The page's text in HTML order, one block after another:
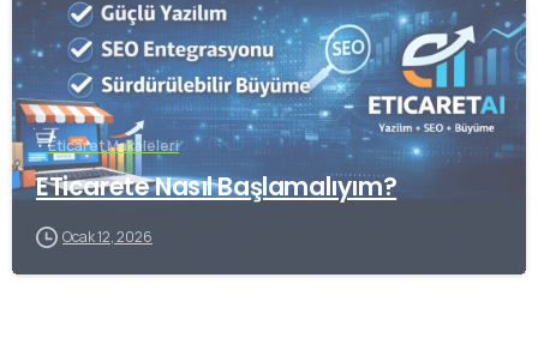
Eticaret Makaleleri
ETicarete Nasıl Başlamalıyım?
Ocak 12, 2026